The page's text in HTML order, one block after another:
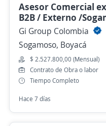
Asesor Comercial
B2B / Externo /
Gi Group Colombia
Sogamoso, Boyacá
$ 2.527.800,00 (Mensual)
Contrato de Obra o labor
Tiempo Completo
Hace 7 días